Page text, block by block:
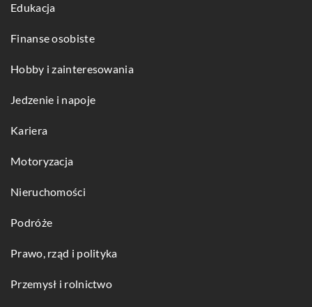
Edukacja
Finanse osobiste
Hobby i zainteresowania
Jedzenie i napoje
Kariera
Motoryzacja
Nieruchomości
Podróże
Prawo, rząd i polityka
Przemysł i rolnictwo